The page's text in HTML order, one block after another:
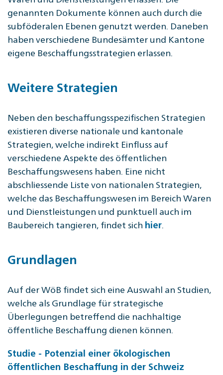
genannten Dokumente können auch durch die
subföderalen Ebenen genutzt werden. Daneben
haben verschiedene Bundesämter und Kantone
eigene Beschaffungsstrategien erlassen.
Weitere Strategien
Neben den beschaffungsspezifischen Strategien
existieren diverse nationale und kantonale
Strategien, welche indirekt Einfluss auf
verschiedene Aspekte des öffentlichen
Beschaffungswesens haben. Eine nicht
abschliessende Liste von nationalen Strategien,
welche das Beschaffungswesen im Bereich Waren
und Dienstleistungen und punktuell auch im
Baubereich tangieren, findet sich hier.
Grundlagen
Auf der WöB findet sich eine Auswahl an Studien,
welche als Grundlage für strategische
Überlegungen betreffend die nachhaltige
öffentliche Beschaffung dienen können.
Studie - Potenzial einer ökologischen
öffentlichen Beschaffung in der Schweiz